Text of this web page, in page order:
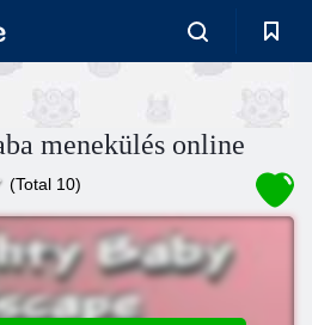
menekülés online
(Total 10)